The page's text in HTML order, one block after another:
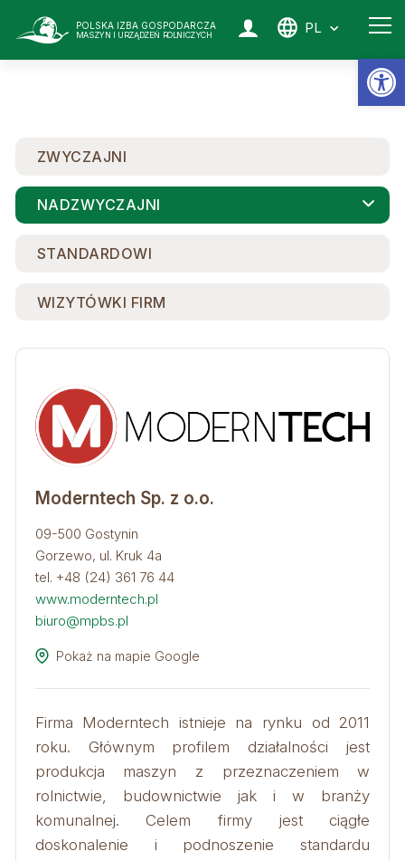
POLSKA IZBA GOSPODARCZA
MASZYN I URZĄDZEŃ ROLNICZYCH PL
ZWYCZAJNI
NADZWYCZAJNI
STANDARDOWI
WIZYTÓWKI FIRM
Moderntech Sp. z o.o.
09-500 Gostynin
Gorzewo, ul. Kruk 4a
tel. +48 (24) 361 76 44
www.moderntech.pl
biuro@mpbs.pl
Pokaż na mapie Google
Firma Moderntech istnieje na rynku od 2011
roku. Głównym profilem działalności jest
produkcja maszyn z przeznaczeniem w
rolnictwie, budownictwie jak i w branży
komunalnej. Celem firmy jest ciągłe
doskonalenie i podnoszenie standardu